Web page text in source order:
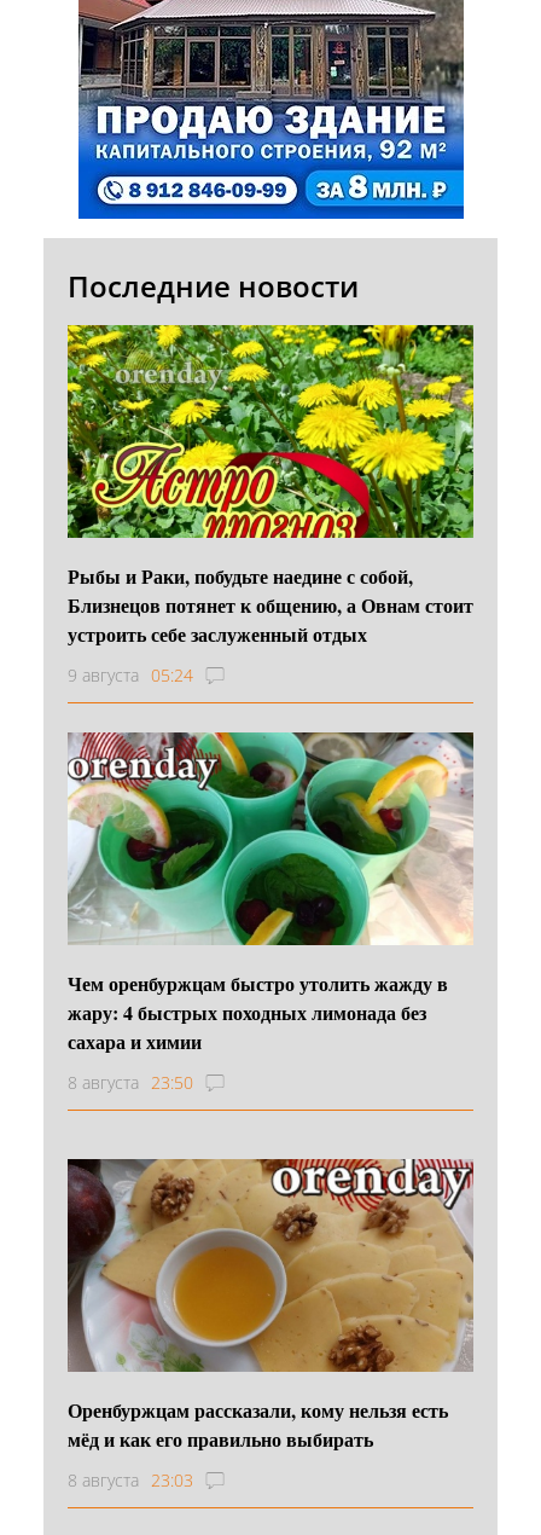
Последние новости
Рыбы и Раки, побудьте наедине с собой,
Близнецов потянет к общению, а Овнам стоит
устроить себе заслуженный отдых
9 августа 05:24
Чем оренбуржцам быстро утолить жажду в
жару: 4 быстрых походных лимонада без
сахара и химии
8 августа 23:50
Оренбуржцам рассказали, кому нельзя есть
мёд и как его правильно выбирать
8 августа 23:03